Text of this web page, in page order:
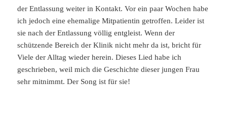
der Entlassung weiter in Kontakt. Vor ein paar Wochen habe
ich jedoch eine ehemalige Mitpatientin getroffen. Leider ist
sie nach der Entlassung völlig entgleist. Wenn der
schützende Bereich der Klinik nicht mehr da ist, bricht für
Viele der Alltag wieder herein. Dieses Lied habe ich
geschrieben, weil mich die Geschichte dieser jungen Frau
sehr mitnimmt. Der Song ist für sie!